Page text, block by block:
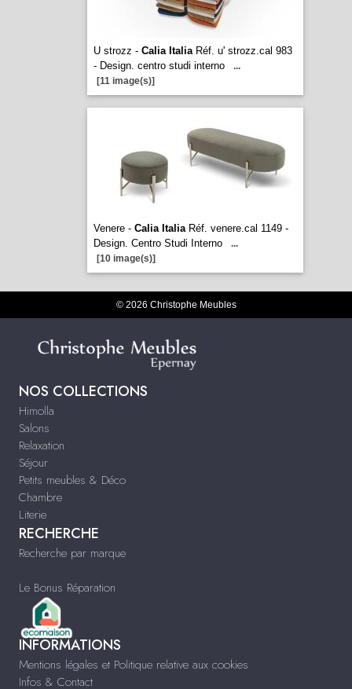
U strozz - Calia ItaliaRéf. u' strozz.cal 983
- Design. centro studi interno
...
[11 image(s)]
Venere - Calia ItaliaRéf. venere.cal 1149 -
Design. Centro Studi Interno
...
[10 image(s)]
© 2026 Christophe Meubles
NOS COLLECTIONS
Himolla
Salons
Relaxation
Séjour
Petits meubles & Déco
Chambre
Literie
RECHERCHE
Recherche par marque
Le Bonus Réparation
INFORMATIONS
Mentions légales et Politique relative aux cookies
Infos & Contact